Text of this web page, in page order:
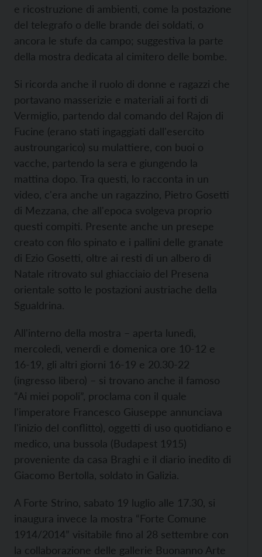
e ricostruzione di ambienti, come la postazione
del telegrafo o delle brande dei soldati, o
ancora le stufe da campo; suggestiva la parte
della mostra dedicata al cimitero delle bombe.
Si ricorda anche il ruolo di donne e ragazzi che
portavano masserizie e materiali ai forti di
Vermiglio, partendo dal comando del Rajon di
Fucine (erano stati ingaggiati dall'esercito
austroungarico) su mulattiere, con buoi o
vacche, partendo la sera e giungendo la
mattina dopo. Tra questi, lo racconta in un
video, c'era anche un ragazzino, Pietro Gosetti
di Mezzana, che all'epoca svolgeva proprio
questi compiti. Presente anche un presepe
creato con filo spinato e i pallini delle granate
di Ezio Gosetti, oltre ai resti di un albero di
Natale ritrovato sul ghiacciaio del Presena
orientale sotto le postazioni austriache della
Sgualdrina.
All'interno della mostra – aperta lunedì,
mercoledì, venerdì e domenica ore 10-12 e
16-19, gli altri giorni 16-19 e 20.30-22
(ingresso libero) – si trovano anche il famoso
“Ai miei popoli”, proclama con il quale
l'imperatore Francesco Giuseppe annunciava
l'inizio del conflitto), oggetti di uso quotidiano e
medico, una bussola (Budapest 1915)
proveniente da casa Braghi e il diario inedito di
Giacomo Bertolla, soldato in Galizia.
A Forte Strino, sabato 19 luglio alle 17.30, si
inaugura invece la mostra “Forte Comune
1914/2014” visitabile fino al 28 settembre con
la collaborazione delle gallerie Buonanno Arte